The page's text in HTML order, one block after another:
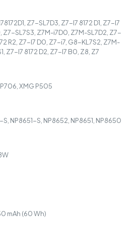
Z7-SL7D3, Z7-I7 8172 D1, Z7-I7
Z7-SL7S3, Z7M-i7D0, Z7M-SL7D2, Z7-
R2, Z7-I7 D0, Z7-i7, G8-KL7S2, Z7M-
Z7-I7 8172 D2, Z7-I7 B0, Z8, Z7
XMG P505
NP8651-S, NP8652, NP8651, NP8650
mAh (60 Wh)